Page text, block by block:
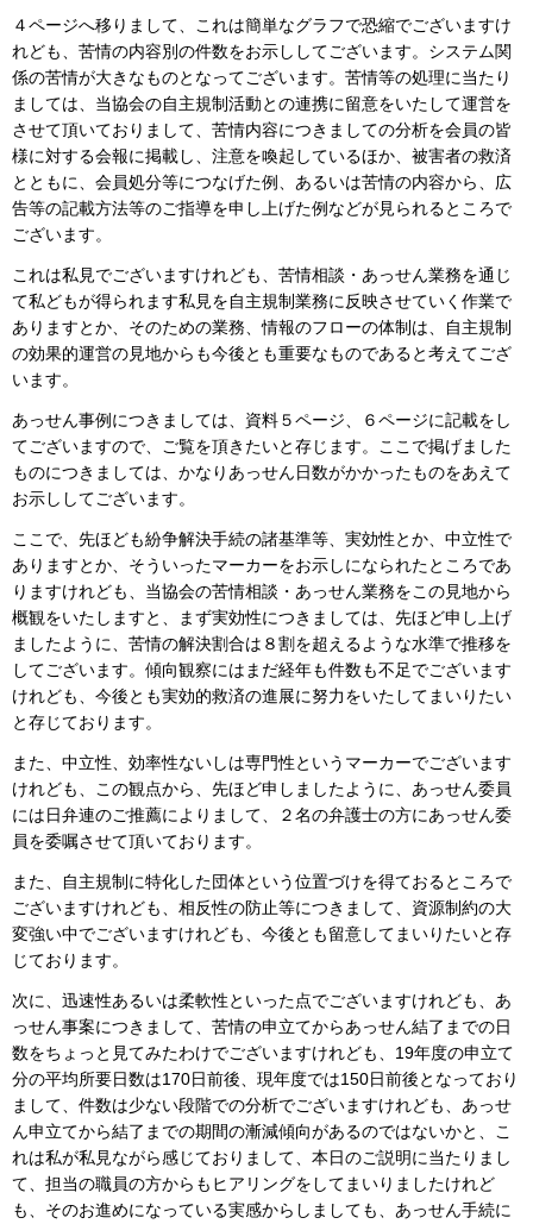
４ページへ移りまして、これは簡単なグラフで恐縮でございますけ
れども、苦情の内容別の件数をお示ししてございます。システム関
係の苦情が大きなものとなってございます。苦情等の処理に当たり
ましては、当協会の自主規制活動との連携に留意をいたして運営を
させて頂いておりまして、苦情内容につきましての分析を会員の皆
様に対する会報に掲載し、注意を喚起しているほか、被害者の救済
とともに、会員処分等につなげた例、あるいは苦情の内容から、広
告等の記載方法等のご指導を申し上げた例などが見られるところで
ございます。
これは私見でございますけれども、苦情相談・あっせん業務を通じ
て私どもが得られます私見を自主規制業務に反映させていく作業で
ありますとか、そのための業務、情報のフローの体制は、自主規制
の効果的運営の見地からも今後とも重要なものであると考えてござ
います。
あっせん事例につきましては、資料５ページ、６ページに記載をし
てございますので、ご覧を頂きたいと存じます。ここで掲げました
ものにつきましては、かなりあっせん日数がかかったものをあえて
お示ししてございます。
ここで、先ほども紛争解決手続の諸基準等、実効性とか、中立性で
ありますとか、そういったマーカーをお示しになられたところであ
りますけれども、当協会の苦情相談・あっせん業務をこの見地から
概観をいたしますと、まず実効性につきましては、先ほど申し上げ
ましたように、苦情の解決割合は８割を超えるような水準で推移を
してございます。傾向観察にはまだ経年も件数も不足でございます
けれども、今後とも実効的救済の進展に努力をいたしてまいりたい
と存じております。
また、中立性、効率性ないしは専門性というマーカーでございます
けれども、この観点から、先ほど申しましたように、あっせん委員
には日弁連のご推薦によりまして、２名の弁護士の方にあっせん委
員を委嘱させて頂いております。
また、自主規制に特化した団体という位置づけを得ておるところで
ございますけれども、相反性の防止等につきまして、資源制約の大
変強い中でございますけれども、今後とも留意してまいりたいと存
じております。
次に、迅速性あるいは柔軟性といった点でございますけれども、あ
っせん事案につきまして、苦情の申立てからあっせん結了までの日
数をちょっと見てみたわけでございますけれども、19年度の申立て
分の平均所要日数は170日前後、現年度では150日前後となっており
まして、件数は少ない段階での分析でございますけれども、あっせ
ん申立てから結了までの期間の漸減傾向があるのではないかと、こ
れは私が私見ながら感じておりまして、本日のご説明に当たりまし
て、担当の職員の方からもヒアリングをしてまいりましたけれど
も、そのお進めになっている実感からしましても、あっせん手続に